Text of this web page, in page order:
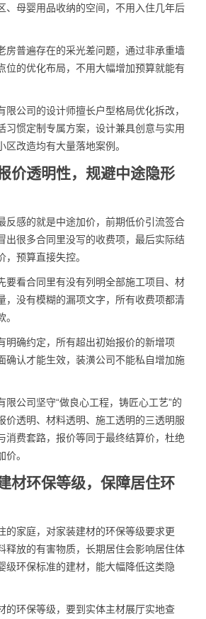
、母婴用品收纳的空间，不用入住几年后
房普遍存在的采光差问题，通过非承重墙
位的优化布局，不用大幅增加预算就能有
限公司的设计师擅长户型格局优化拆改，
习惯定制专属方案，设计兼具创意与实用
改造均有大量落地案例。
价透明性，规避中途隐形
反感的就是中途加价，前期低价引流签合
出很多合同里没写的收费项，最后实际结
预算直接失控。
要看合同里有没有列明全部施工项目、材
，没有模糊的漏项文字，所有收费项都清
明确约定，所有超出初始报价的新增项
确认才能生效，装潢公司不能私自增加施
限公司坚守“做良心工程，铸匠心工艺”的
价透明、材料透明、施工透明的三透明服
消费套路，报价等同于最终结算价，杜绝
。
材环保等级，保障居住环
的家庭，对家装建材的环保等级要求更
释放的有害物质，长期居住会影响居住体
级环保标准的建材，能大幅降低这类隐
的环保等级，要到实体主材展厅实地查